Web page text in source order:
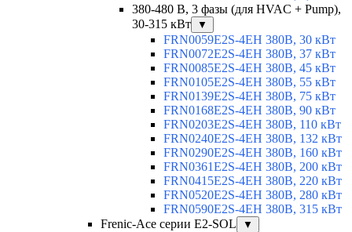
380-480 В, 3 фазы (для HVAC + Pump),
30-315 кВт
▼
FRN0059E2S-4EH 380В, 30 кВт
FRN0072E2S-4EH 380В, 37 кВт
FRN0085E2S-4EH 380В, 45 кВт
FRN0105E2S-4EH 380В, 55 кВт
FRN0139E2S-4EH 380В, 75 кВт
FRN0168E2S-4EH 380В, 90 кВт
FRN0203E2S-4EH 380В, 110 кВт
FRN0240E2S-4EH 380В, 132 кВт
FRN0290E2S-4EH 380В, 160 кВт
FRN0361E2S-4EH 380В, 200 кВт
FRN0415E2S-4EH 380В, 220 кВт
FRN0520E2S-4EH 380В, 280 кВт
FRN0590E2S-4EH 380В, 315 кВт
Frenic-Ace серии E2-SOL
▼